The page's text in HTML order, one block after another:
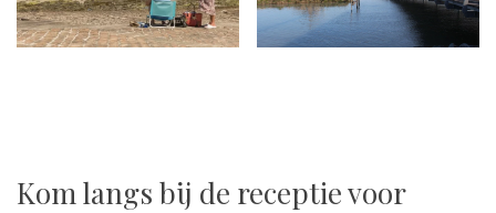
Kom langs bij de receptie voor